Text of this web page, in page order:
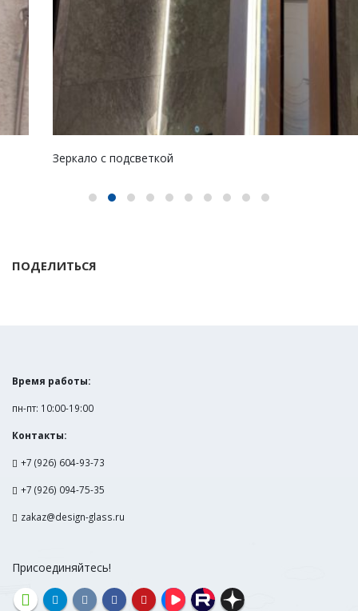
Зеркало с подсветкой
ПОДЕЛИТЬСЯ
Время работы:
пн-пт: 10:00-19:00
Контакты:
+7 (926) 604-93-73
+7 (926) 094-75-35
zakaz@design-glass.ru
Присоединяйтесь!